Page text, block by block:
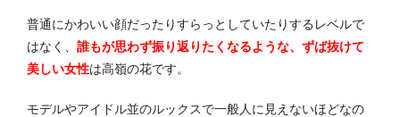
普通にかわいい顔だったりすらっとしていたりするレベルで
はなく、 誰もが思わず振り返りたくなるような、ずば抜けて
美しい女性は高嶺の花です。
モデルやアイドル並のルックスで一般人に見えないほどなの